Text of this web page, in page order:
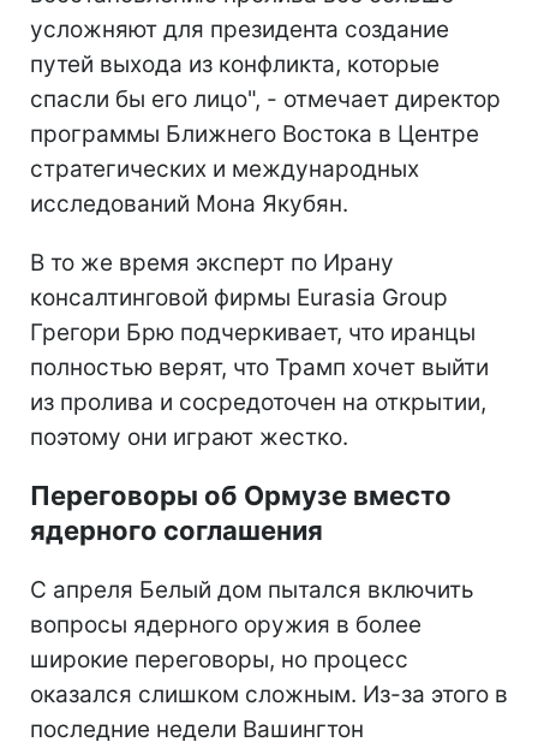
усложняют для президента создание
путей выхода из конфликта, которые
спасли бы его лицо", - отмечает директор
программы Ближнего Востока в Центре
стратегических и международных
исследований Мона Якубян.
В то же время эксперт по Ирану
консалтинговой фирмы Eurasia Group
Грегори Брю подчеркивает, что иранцы
полностью верят, что Трамп хочет выйти
из пролива и сосредоточен на открытии,
поэтому они играют жестко.
Переговоры об Ормузе вместо
ядерного соглашения
С апреля Белый дом пытался включить
вопросы ядерного оружия в более
широкие переговоры, но процесс
оказался слишком сложным. Из-за этого в
последние недели Вашингтон